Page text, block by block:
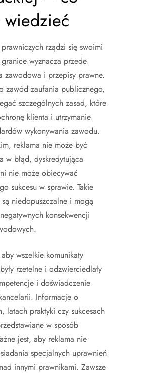
wiedzieć
prawniczych rządzi się swoimi
wyznacza przede
zawodowa i przepisy prawne.
zawód zaufania publicznego,
szczególnych zasad, które
klienta i utrzymanie
wykonywania zawodu.
reklama nie może być
w błąd, dyskredytująca
nie może obiecywać
sukcesu w sprawie. Takie
są niedopuszczalne i mogą
konsekwencji
wszelkie komunikaty
rzetelne i odzwierciedlały
i doświadczenie
Informacje o
latach praktyki czy sukcesach
w sposób
jest, aby reklama nie
specjalnych uprawnień
innymi prawnikami. Zawsze